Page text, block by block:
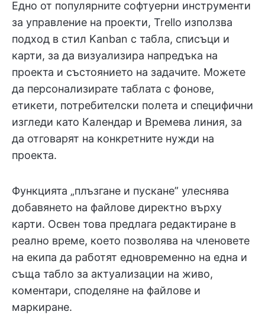
Едно от популярните софтуерни инструменти
за управление на проекти, Trello използва
подход в стил Kanban с табла, списъци и
карти, за да визуализира напредъка на
проекта и състоянието на задачите. Можете
да персонализирате таблата с фонове,
етикети, потребителски полета и специфични
изгледи като Календар и Времева линия, за
да отговарят на конкретните нужди на
проекта.
Функцията „плъзгане и пускане” улеснява
добавянето на файлове директно върху
карти. Освен това предлага редактиране в
реално време, което позволява на членовете
на екипа да работят едновременно на една и
съща табло за актуализации на живо,
коментари, споделяне на файлове и
маркиране.